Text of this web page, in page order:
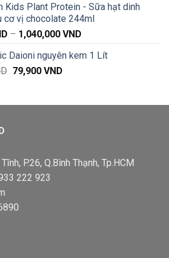
là:
90,000 VND.
tại
là:
89,000 VND.
Kids Plant Protein - Sữa hạt dinh
cơ vị chocolate 244ml
– 1,040,000 VND
từ
Daioni nguyên kem 1 Lít
Giá
81,000 VND.
79,900 VNDGiá
là:
P.26, Q.Bình Thạnh, Tp.HCM
222 923